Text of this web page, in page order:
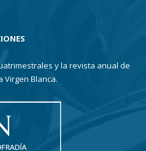
y la revista anual de
Virgen Blanca.